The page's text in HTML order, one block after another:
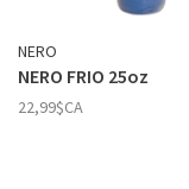
NERO
NERO FRIO 25oz
22,99$CA